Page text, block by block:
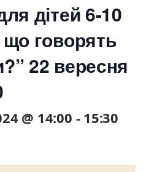
дітей 6-10
що говорять
22 вересня
@ 14:00 - 15:30